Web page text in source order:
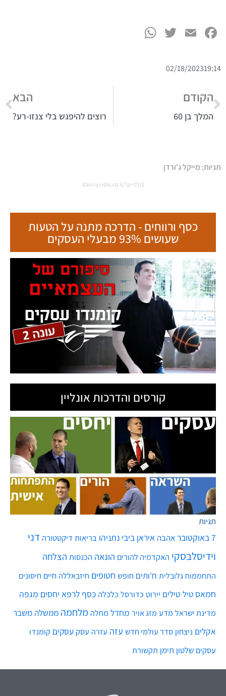
Facebook
Email
Twitter
19:14
02/18/2023
הקודם
המלך בן 60
הבא
רוצים להיפגש בלי צנזו-רע?
תגיות: מייקל ג'ורדן
dannyvidis.co.il/?p=1511
כסף ורווחים - הדרכה מתנה על הטעות
שעושים 93% מבעלי העסקים
קורסים והדרכות אונליין
תגיות
7 באוקטובר אהבה איראן ביבי נתניהו בריאות דיקטטורה דני
וידיסלבסקי האקדמיה להורים הונאה הכנסות הצלחה
התחממות גלובלית ח'ותים חופש חטופים חיזבאללה חיים חיסונים
חמאס טיל טילים יירוט כדורסל כלכלה כסף לרפא יחסים מגפה
מדינת ישראל מדע מזג אויר מחדל מחלה מלחמה ממשלה משבר
אקלים ניצחון סדר עולמי חדש עזה עזרה עסק עסקים קומנדו
עסקים שלטון תימן תקשורת
ט.ל.ח בכפוף לתקנון